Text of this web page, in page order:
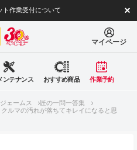
ト作業受付について
マイページ
ンテナンス おすすめ商品 作業予約
ェームス
匠の一問一答集
ルマの汚れが落ちてキレイになると思